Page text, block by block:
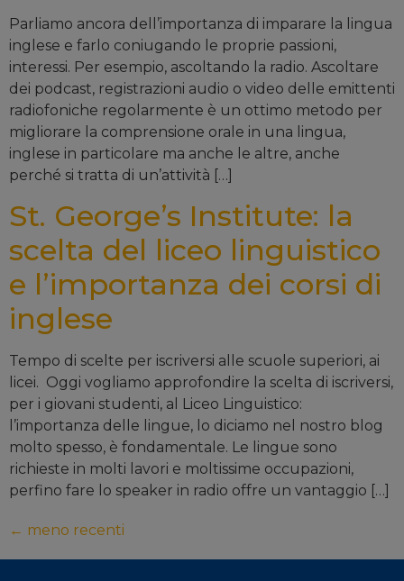
Parliamo ancora dell’importanza di imparare la lingua
inglese e farlo coniugando le proprie passioni,
interessi. Per esempio, ascoltando la radio. Ascoltare
dei podcast, registrazioni audio o video delle emittenti
radiofoniche regolarmente è un ottimo metodo per
migliorare la comprensione orale in una lingua,
inglese in particolare ma anche le altre, anche
perché si tratta di un’attività […]
St. George’s Institute: la
scelta del liceo linguistico
e l’importanza dei corsi di
inglese
Tempo di scelte per iscriversi alle scuole superiori, ai
licei. Oggi vogliamo approfondire la scelta di iscriversi,
per i giovani studenti, al Liceo Linguistico:
l’importanza delle lingue, lo diciamo nel nostro blog
molto spesso, è fondamentale. Le lingue sono
richieste in molti lavori e moltissime occupazioni,
perfino fare lo speaker in radio offre un vantaggio […]
← meno recenti